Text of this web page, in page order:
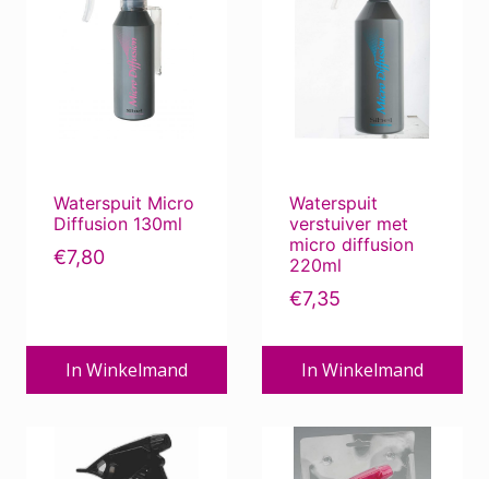
Waterspuit Micro
Diffusion 130ml
€7,80
In Winkelmand
Waterspuit
verstuiver met
micro diffusion
220ml
€7,35
In Winkelmand